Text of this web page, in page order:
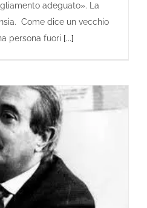
adeguato». La
Come dice un vecchio
persona fuori [...]